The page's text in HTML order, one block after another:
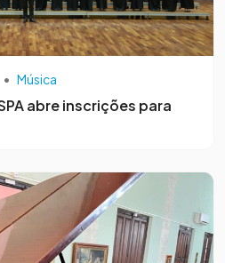
• Música
abre inscrições para